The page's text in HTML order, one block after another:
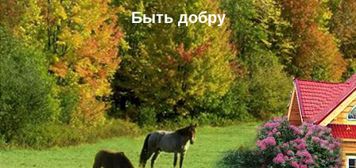
Быть добру